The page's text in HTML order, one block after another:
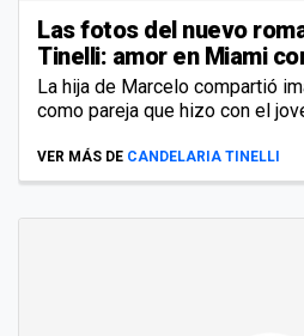
Las fotos del nuevo
Tinelli: amor en Miami
La hija de Marcelo compartió
como pareja que hizo con el
VER MÁS DE CANDELARIA TINELLI